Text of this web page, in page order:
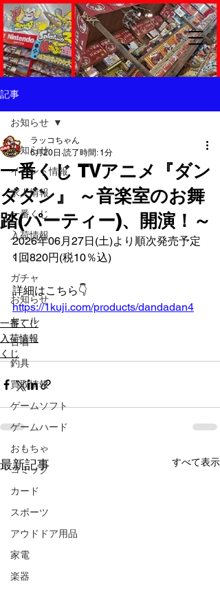
記事
お知らせ
イベント情報
求人情報
一番くじ
入荷情報
くじ
ガチャ
お知らせ
セール
古着
釣具
買取情報
ゲームソフト
ゲームハード
おもちゃ
コミック
カード
スポーツ
アウドドア用品
家電
楽器
お知らせ
一番くじ TVアニメ『ダン
ダダン』 ～音楽室のお舞
踏(パーティー)、開演！～
ラッコちゃん
6月20日 読了時間: 1分
2026年06月27日(土)より順次発売予定
1回820円(税10％込)
詳細はこちら👇️
https://1kuji.com/products/dandadan4
一番くじ
入荷情報
くじ
最新記事 すべて表示